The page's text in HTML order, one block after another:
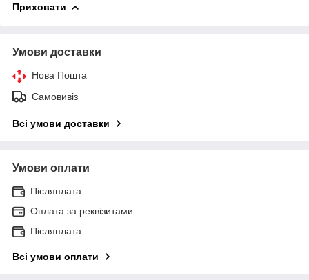
Приховати
Умови доставки
Нова Пошта
Самовивіз
Всі умови доставки
Умови оплати
Післяплата
Оплата за реквізитами
Післяплата
Всі умови оплати